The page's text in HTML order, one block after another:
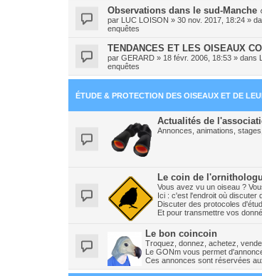
Observations dans le sud-Manche
par LUC LOISON » 30 nov. 2017, 18:24 »
enquêtes
TENDANCES ET LES OISEAUX
par GERARD » 18 févr. 2006, 18:53 » dans
enquêtes
ÉTUDE & PROTECTION DES OISEAUX ET DE
Actualités de
Annonces, animations,
Le coin de
Vous avez vu un oiseau ?
Ici : c'est l'endroit où discuter
Discuter des protocoles
Et pour transmettre vos
Le bon coincoin
Troquez, donnez, achetez,
Le GONm vous permet
Ces annonces sont réservées